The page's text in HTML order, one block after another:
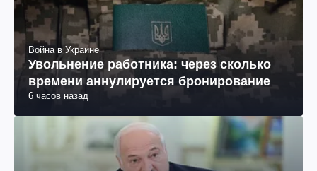
Война в Украине
Увольнение работника: через сколько
времени аннулируется бронирование